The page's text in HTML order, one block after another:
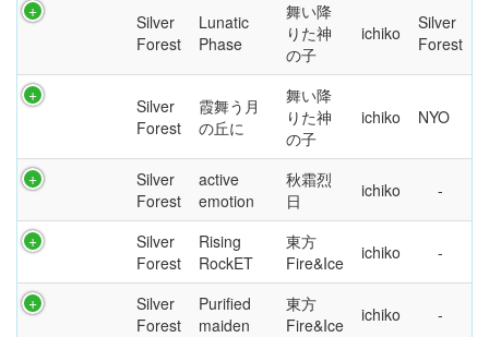
Silver
Forest
Lunatic
Phase
舞い降
りた神
の子
ichiko
Silver
Forest
Silver
Forest
霞舞う月
の丘に
舞い降
りた神
の子
ichiko NYO
Silver
Forest
active
emotion
秋霜烈
日
ichiko
Silver
Forest
Rising
RockET
東方
Fire&Ice
ichiko
Silver
Forest
Purified
maiden
東方
Fire&Ice
ichiko